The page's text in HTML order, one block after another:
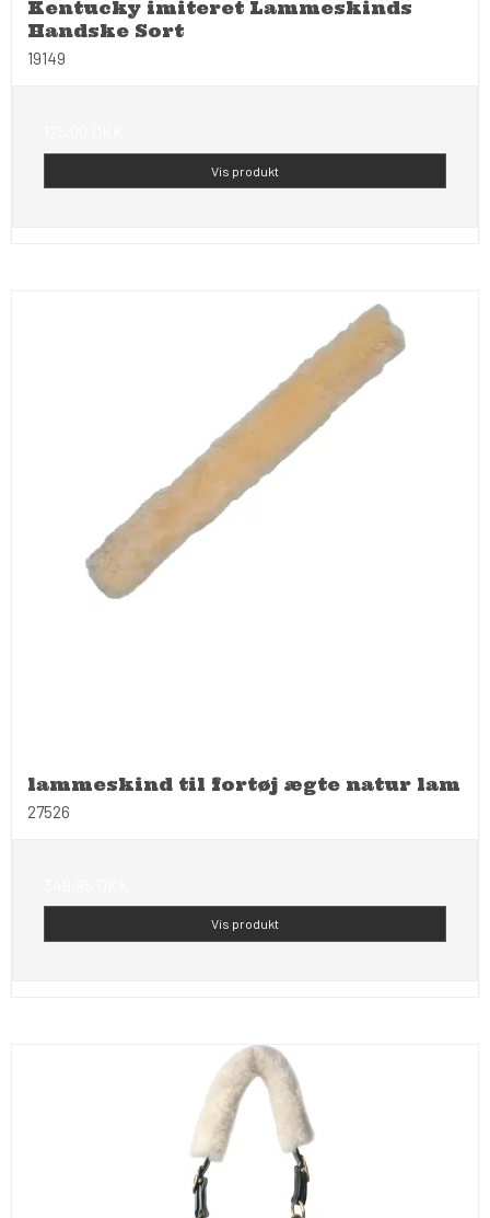
Kentucky imiteret Lammeskinds
Handske Sort
19149
Vis produkt
lammeskind til fortøj ægte natur lam
27526
Vis produkt